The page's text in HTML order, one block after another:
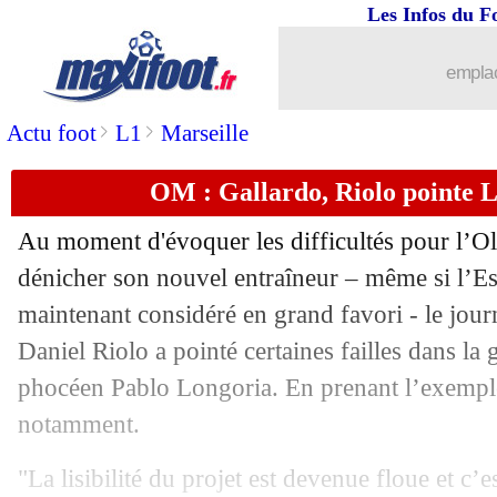
Actu foot> L1 > Marseille
Les Infos du
OM : Gallardo, Riolo pointe
Au moment d'évoquer les difficultés pour
dénicher son nouvel entraîneur – même si
maintenant considéré en grand favori - le
Daniel Riolo a pointé certaines failles dans la
phocéen Pablo Longoria. En prenant
notamment.
"La lisibilité du projet est devenue floue et
Celta: accord de principe avec
23/06 Sondage MF: L. Enrique au PSG, ça
23/06 Allemagne: racisme, Moukoko
23/06 Lens: Spierings jusqu'en 2027
23/06 Nantes : Castelletto a la cote à
23/06 Nice: Atal surveillé par le Bayern
Brest : Nantes pense aussi à Honorat